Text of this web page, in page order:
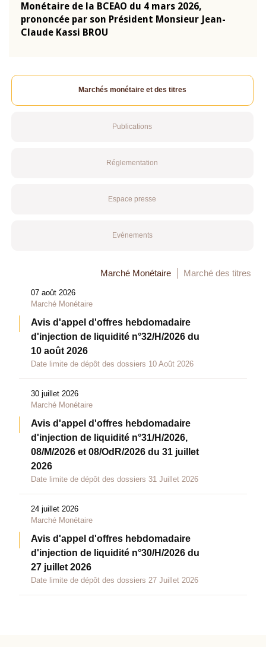
Monétaire de la BCEAO du 4 mars 2026,
prononcée par son Président Monsieur Jean-
Claude Kassi BROU
Marchés monétaire et des titres
Publications
Réglementation
Espace presse
Evénements
Marché Monétaire Marché des titres
07 août 2026
Marché Monétaire
Avis d'appel d'offres hebdomadaire
d'injection de liquidité n°32/H/2026 du
10 août 2026
Date limite de dépôt des dossiers 10 Août 2026
30 juillet 2026
Marché Monétaire
Avis d'appel d'offres hebdomadaire
d'injection de liquidité n°31/H/2026,
08/M/2026 et 08/OdR/2026 du 31 juillet
2026
Date limite de dépôt des dossiers 31 Juillet 2026
24 juillet 2026
Marché Monétaire
Avis d'appel d'offres hebdomadaire
d'injection de liquidité n°30/H/2026 du
27 juillet 2026
Date limite de dépôt des dossiers 27 Juillet 2026